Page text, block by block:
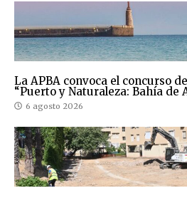
La APBA convoca el concurso
“Puerto y Naturaleza: Bahía de
6 agosto 2026